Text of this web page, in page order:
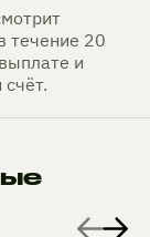
течение 20
и